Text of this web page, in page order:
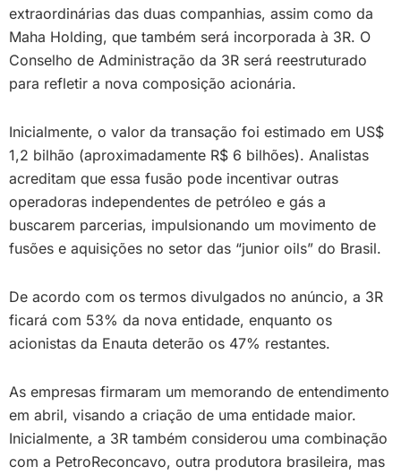
extraordinárias das duas companhias, assim como da
Maha Holding, que também será incorporada à 3R. O
Conselho de Administração da 3R será reestruturado
para refletir a nova composição acionária.
Inicialmente, o valor da transação foi estimado em US$
1,2 bilhão (aproximadamente R$ 6 bilhões). Analistas
acreditam que essa fusão pode incentivar outras
operadoras independentes de petróleo e gás a
buscarem parcerias, impulsionando um movimento de
fusões e aquisições no setor das “junior oils” do Brasil.
De acordo com os termos divulgados no anúncio, a 3R
ficará com 53% da nova entidade, enquanto os
acionistas da Enauta deterão os 47% restantes.
As empresas firmaram um memorando de entendimento
em abril, visando a criação de uma entidade maior.
Inicialmente, a 3R também considerou uma combinação
com a PetroReconcavo, outra produtora brasileira, mas